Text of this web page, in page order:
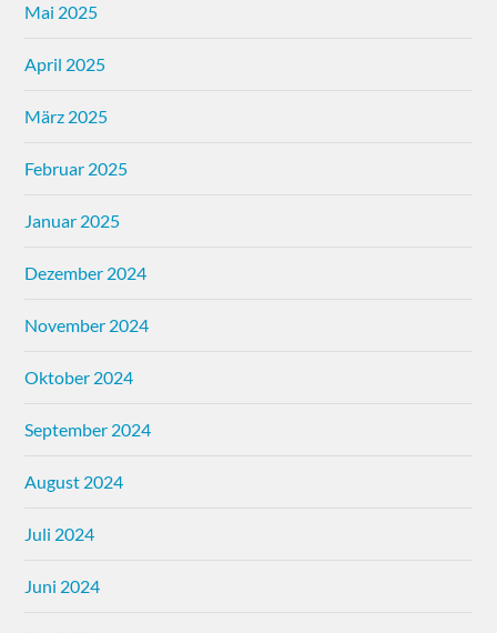
Mai 2025
April 2025
März 2025
Februar 2025
Januar 2025
Dezember 2024
November 2024
Oktober 2024
September 2024
August 2024
Juli 2024
Juni 2024